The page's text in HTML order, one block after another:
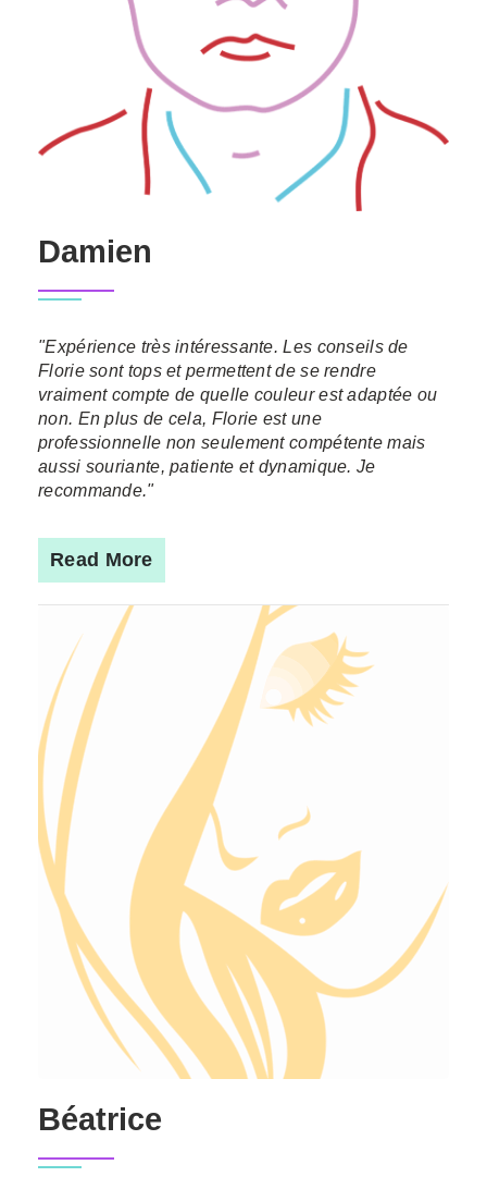
Damien
"Expérience très intéressante. Les conseils de
Florie sont tops et permettent de se rendre
vraiment compte de quelle couleur est adaptée ou
non. En plus de cela, Florie est une
professionnelle non seulement compétente mais
aussi souriante, patiente et dynamique. Je
recommande."
Read More
Béatrice